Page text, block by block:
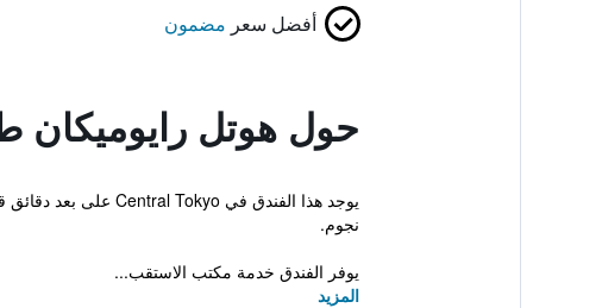
أفضل سعر مضمون
حول هوتل رايوميكان
نجوم.
يوفر الفندق خدمة مكتب الاستقب...
المزيد